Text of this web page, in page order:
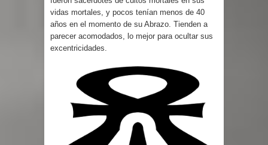
vidas mortales, y pocos tenían menos de 40
años en el momento de su Abrazo. Tienden a
parecer acomodados, lo mejor para ocultar sus
excentricidades.